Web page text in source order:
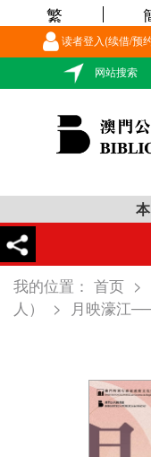
读者登入(续借/预
网站搜索
繁
我的位置： 首页 >
人）
> 月映濠江